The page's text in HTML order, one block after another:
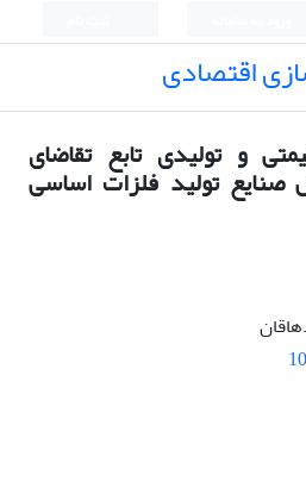
اقتصادی
و تولیدی تابع تقاضای
صنایع تولید فلزات اساسی